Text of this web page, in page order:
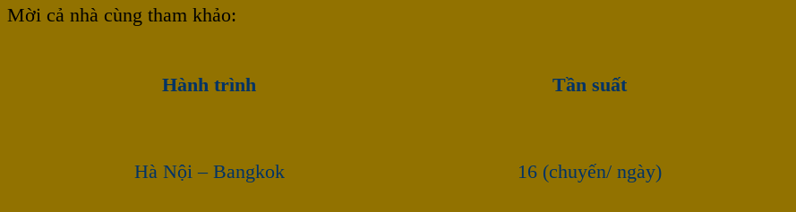
Mời cả nhà cùng tham khảo:
Hành trình Tần suất
Hà Nội – Bangkok 16 (chuyến/ ngày)